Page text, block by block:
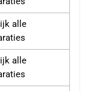
alle
alle